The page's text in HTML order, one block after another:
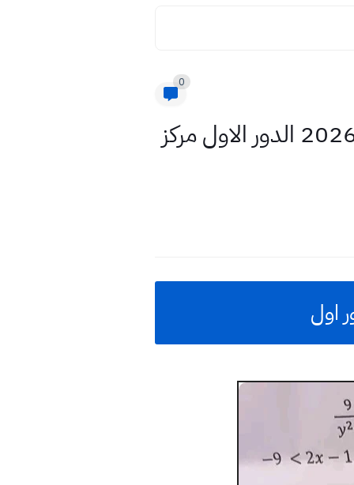
0
الاجوبة النموذجية من وزارة التربية مادة الرياضيات ثالث متوسط 2026 الدور الاول مركز